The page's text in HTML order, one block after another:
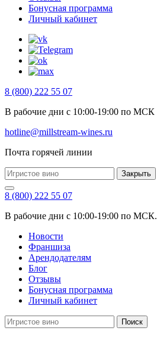
Бонусная программа
Личный кабинет
8 (800) 222 55 07
В рабочие дни с 10:00-19:00 по МСК
hotline@millstream-wines.ru
Почта горячей линии
Закрыть
8 (800) 222 55 07
В рабочие дни с 10:00-19:00 по МСК.
Новости
Франшиза
Арендодателям
Блог
Отзывы
Бонусная программа
Личный кабинет
Поиск